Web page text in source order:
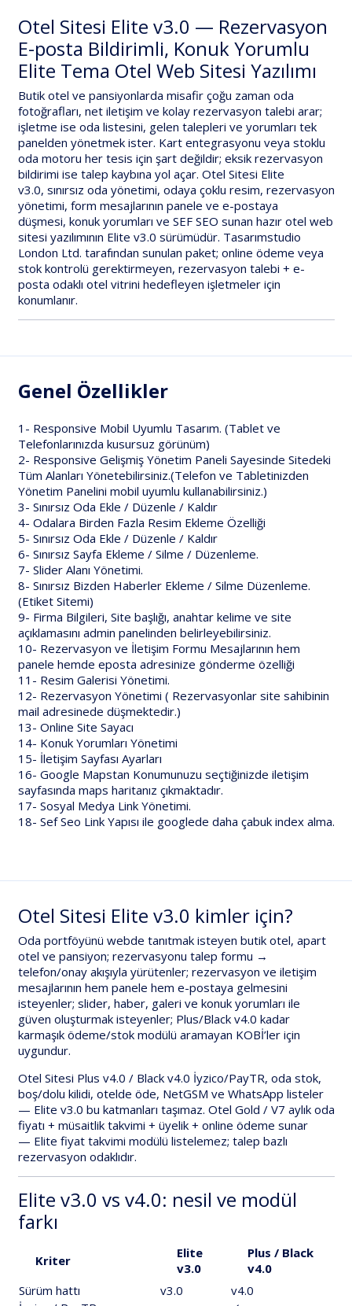
Otel Sitesi Elite v3.0 — Rezervasyon
E-posta Bildirimli, Konuk Yorumlu
Elite Tema Otel Web Sitesi Yazılımı
Butik otel ve pansiyonlarda misafir çoğu zaman oda
fotoğrafları, net iletişim ve kolay rezervasyon talebi arar;
işletme ise oda listesini, gelen talepleri ve yorumları tek
panelden yönetmek ister. Kart entegrasyonu veya stoklu
oda motoru her tesis için şart değildir; eksik rezervasyon
bildirimi ise talep kaybına yol açar. Otel Sitesi Elite
v3.0, sınırsız oda yönetimi, odaya çoklu resim, rezervasyon
yönetimi, form mesajlarının panele ve e-postaya
düşmesi, konuk yorumları ve SEF SEO sunan hazır otel web
sitesi yazılımının Elite v3.0 sürümüdür. Tasarımstudio
London Ltd. tarafından sunulan paket; online ödeme veya
stok kontrolü gerektirmeyen, rezervasyon talebi + e-
posta odaklı otel vitrini hedefleyen işletmeler için
konumlanır.
Genel Özellikler
1- Responsive Mobil Uyumlu Tasarım. (Tablet ve
Telefonlarınızda kusursuz görünüm)
2- Responsive Gelişmiş Yönetim Paneli Sayesinde Sitedeki
Tüm Alanları Yönetebilirsiniz.(Telefon ve Tabletinizden
Yönetim Panelini mobil uyumlu kullanabilirsiniz.)
3- Sınırsız Oda Ekle / Düzenle / Kaldır
4- Odalara Birden Fazla Resim Ekleme Özelliği
5- Sınırsız Oda Ekle / Düzenle / Kaldır
6- Sınırsız Sayfa Ekleme / Silme / Düzenleme.
7- Slider Alanı Yönetimi.
8- Sınırsız Bizden Haberler Ekleme / Silme Düzenleme.
(Etiket Sitemi)
9- Firma Bilgileri, Site başlığı, anahtar kelime ve site
açıklamasını admin panelinden belirleyebilirsiniz.
10- Rezervasyon ve İletişim Formu Mesajlarının hem
panele hemde eposta adresinize gönderme özelliği
11- Resim Galerisi Yönetimi.
12- Rezervasyon Yönetimi ( Rezervasyonlar site sahibinin
mail adresinede düşmektedir.)
13- Online Site Sayacı
14- Konuk Yorumları Yönetimi
15- İletişim Sayfası Ayarları
16- Google Mapstan Konumunuzu seçtiğinizde iletişim
sayfasında maps haritanız çıkmaktadır.
17- Sosyal Medya Link Yönetimi.
18- Sef Seo Link Yapısı ile googlede daha çabuk index alma.
Otel Sitesi Elite v3.0 kimler için?
Oda portföyünü webde tanıtmak isteyen butik otel, apart
otel ve pansiyon; rezervasyonu talep formu →
telefon/onayakışıyla yürütenler; rezervasyon ve iletişim
mesajlarının hem panele hem e-postaya gelmesini
isteyenler; slider, haber, galeri ve konuk yorumları ile
güven oluşturmak isteyenler; Plus/Black v4.0 kadar
karmaşık ödeme/stok modülü aramayan KOBİ’ler için
uygundur.
Otel Sitesi Plus v4.0 / Black v4.0 İyzico/PayTR, oda stok,
boş/dolu kilidi, otelde öde, NetGSM ve WhatsApp listeler
— Elite v3.0 bu katmanları taşımaz. Otel Gold / V7 aylık oda
fiyatı + müsaitlik takvimi + üyelik + online ödeme sunar
— Elite fiyat takvimi modülü listelemez; talep bazlı
rezervasyon odaklıdır.
Elite v3.0 vs v4.0: nesil ve modül
farkı
Kriter
Elite
v3.0
Plus / Black
v4.0
Sürüm hattı
v3.0
v4.0